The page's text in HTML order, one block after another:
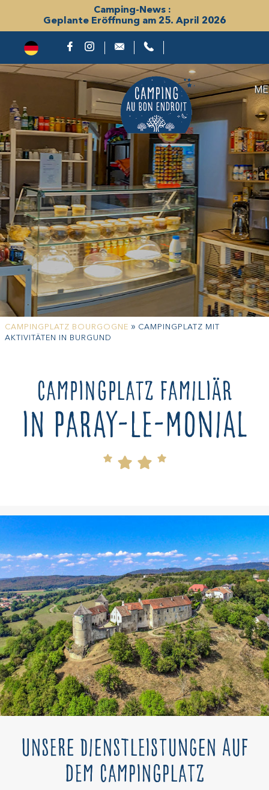
Camping-News :
Geplante Eröffnung am 25. April 2026
CAMPINGPLATZ BOURGOGNE » CAMPINGPLATZ MIT
AKTIVITÄTEN IN BURGUND
Campingplatz familiär
in Paray-le-Monial
Unsere Dienstleistungen auf
dem Campingplatz